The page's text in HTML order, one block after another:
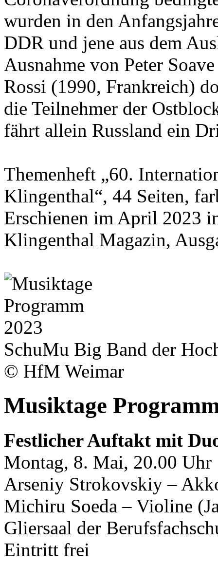
wurden in den
DDR und jene aus dem
Ausnahme von Peter
Rossi (1990, Frankreich)
die Teilnehmer der
fährt allein Russland ein
Themenheft „60.
Klingenthal“, 44 Seiten,
Erschienen im April 2023
Klingenthal Magazin,
SchuMu Big Band der
© HfM Weimar
Musiktage
Festlicher Auftakt mit
Montag, 8. Mai, 20.00 Uhr
Arseniy Strokovskiy –
Michiru Soeda – Violine
Gliersaal der
Eintritt frei